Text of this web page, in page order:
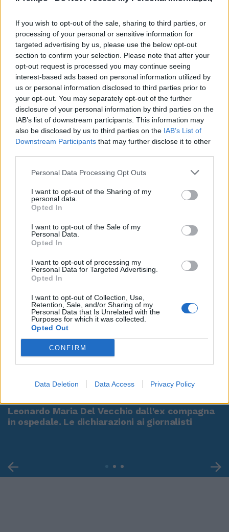
If you wish to opt-out of the sale, sharing to third parties, or
processing of your personal or sensitive information for
targeted advertising by us, please use the below opt-out
section to confirm your selection. Please note that after your
opt-out request is processed you may continue seeing
interest-based ads based on personal information utilized by
us or personal information disclosed to third parties prior to
your opt-out. You may separately opt-out of the further
disclosure of your personal information by third parties on the
IAB’s list of downstream participants. This information may
also be disclosed by us to third parties on the IAB’s List of
Downstream Participants that may further disclose it to other
Personal Data Processing Opt Outs
I want to opt-out of the Sharing of my
personal data.
Opted In
I want to opt-out of the Sale of my
Personal Data.
Opted In
I want to opt-out of processing my
Personal Data for Targeted Advertising.
Opted In
I want to opt-out of Collection, Use,
Retention, Sale, and/or Sharing of my
Personal Data that Is Unrelated with the
Purposes for which it was collected.
Opted Out
CONFIRM
Data Deletion Data Access Privacy Policy
00:00 01:16
Leonardo Maria Del Vecchio dall'ex compagna
in ospedale. Le dichiarazioni ai giornalisti